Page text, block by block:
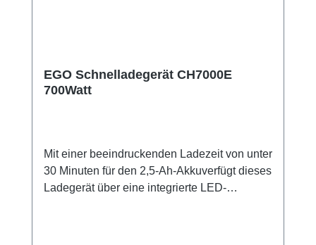
EGO Schnelladegerät CH7000E
700Watt
Mit einer beeindruckenden Ladezeit von unter
30 Minuten für den 2,5-Ah-Akkuverfügt dieses
Ladegerät über eine integrierte LED-